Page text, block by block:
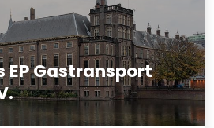
EP Gastransport